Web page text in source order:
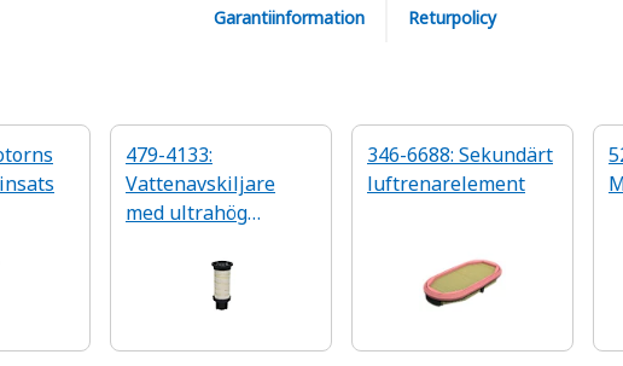
Garantiinformation Returpolicy
479-4133:
Vattenavskiljare
med ultrahög
346-6688: Sekundärt
luftrenarelement